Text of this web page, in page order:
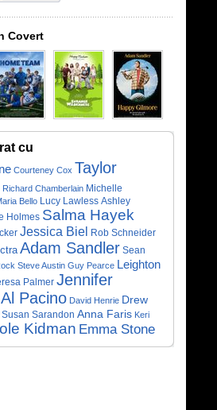
Covert
cu
Courteney Cox Taylor
Richard Chamberlain Michelle
Bello Lucy Lawless Ashley
Holmes Salma Hayek
Jessica Biel Rob Schneider
Adam Sandler Sean
Steve Austin Guy Pearce Leighton
Palmer Jennifer
Al Pacino David Henrie Drew
Susan Sarandon Anna Faris Keri
Kidman Emma Stone